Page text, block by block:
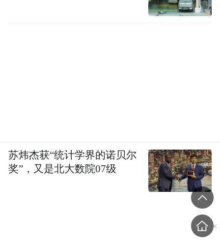
苏炜杰获“统计学界的诺贝尔
奖”，又是北大数院07级